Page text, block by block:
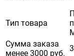
Тип товара
Сумма заказа
менее 3000 руб.